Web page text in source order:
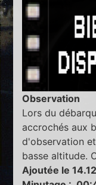
Observation
Lors du
accrochés aux
d'observation
basse altitude.
Ajoutée le